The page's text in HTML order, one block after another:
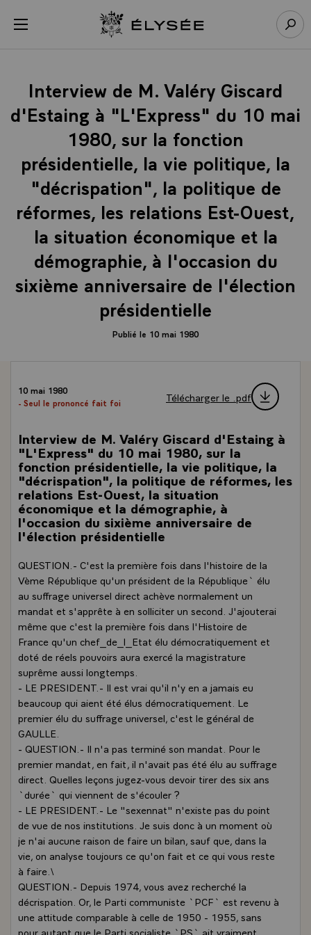
menu Retour à l’accueil Élysée
Interview de M. Valéry Giscard
d'Estaing à "L'Express" du 10 mai
1980, sur la fonction
présidentielle, la vie politique, la
"décrispation", la politique de
réformes, les relations Est-Ouest,
la situation économique et la
démographie, à l'occasion du
sixième anniversaire de l'élection
présidentielle
Publié le 10 mai 1980
10 mai 1980
- Seul le prononcé fait foi
Télécharger le .pdf
Interview de M. Valéry Giscard d'Estaing à
"L'Express" du 10 mai 1980, sur la
fonction présidentielle, la vie politique, la
"décrispation", la politique de réformes, les
relations Est-Ouest, la situation
économique et la démographie, à
l'occasion du sixième anniversaire de
l'élection présidentielle
QUESTION.- C'est la première fois dans l'histoire de la
Vème République qu'un président de la République` élu
au suffrage universel direct achève normalement un
mandat et s'apprête à en solliciter un second. J'ajouterai
même que c'est la première fois dans l'Histoire de
France qu'un chef_de_l_Etat élu démocratiquement et
doté de réels pouvoirs aura exercé la magistrature
suprême aussi longtemps.
- LE PRESIDENT.- Il est vrai qu'il n'y en a jamais eu
beaucoup qui aient été élus démocratiquement. Le
premier élu du suffrage universel, c'est le général de
GAULLE.
- QUESTION.- Il n'a pas terminé son mandat. Pour le
premier mandat, en fait, il n'avait pas été élu au suffrage
direct. Quelles leçons jugez-vous devoir tirer des six ans
`durée` qui viennent de s'écouler ?
- LE PRESIDENT.- Le "sexennat" n'existe pas du point
de vue de nos institutions. Je suis donc à un moment où
je n'ai aucune raison de faire un bilan, sauf que, dans la
vie, on analyse toujours ce qu'on fait et ce qui vous reste
à faire.\
QUESTION.- Depuis 1974, vous avez recherché la
décrispation. Or, le Parti communiste `PCF` est revenu à
une attitude comparable à celle de 1950 - 1955, sans
pour autant que le Parti socialiste `PS` ait vraiment
Panneau de gestion des cookies